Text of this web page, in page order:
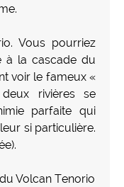
Vous pourriez
à la cascade du
voir le fameux «
rivières se
parfaite qui
si particulière.
Volcan Tenorio